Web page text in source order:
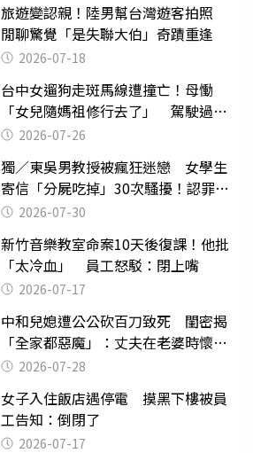
旅遊變認親！陸男幫台灣遊客拍照
閒聊驚覺「是失聯大伯」奇蹟重逢
2026-07-18
台中女遛狗走斑馬線遭撞亡！母慟
「女兒隨媽祖修行去了」 駕駛過失
致死判9月
2026-07-26
獨／東吳男教授被瘋狂迷戀 女學生
寄信「分屍吃掉」30次騷擾！認罪免
關 2026-07-30
新竹音樂教室命案10天後復課！他批
「太冷血」 員工怒駁：閉上嘴
2026-07-17
中和兒媳遭公公砍百刀致死 閨密揭
「全家都惡魔」：丈夫在老婆時懷孕
摔東西
2026-07-28
女子入住飯店遇停電 摸黑下樓被員
工告知：倒閉了
2026-07-17